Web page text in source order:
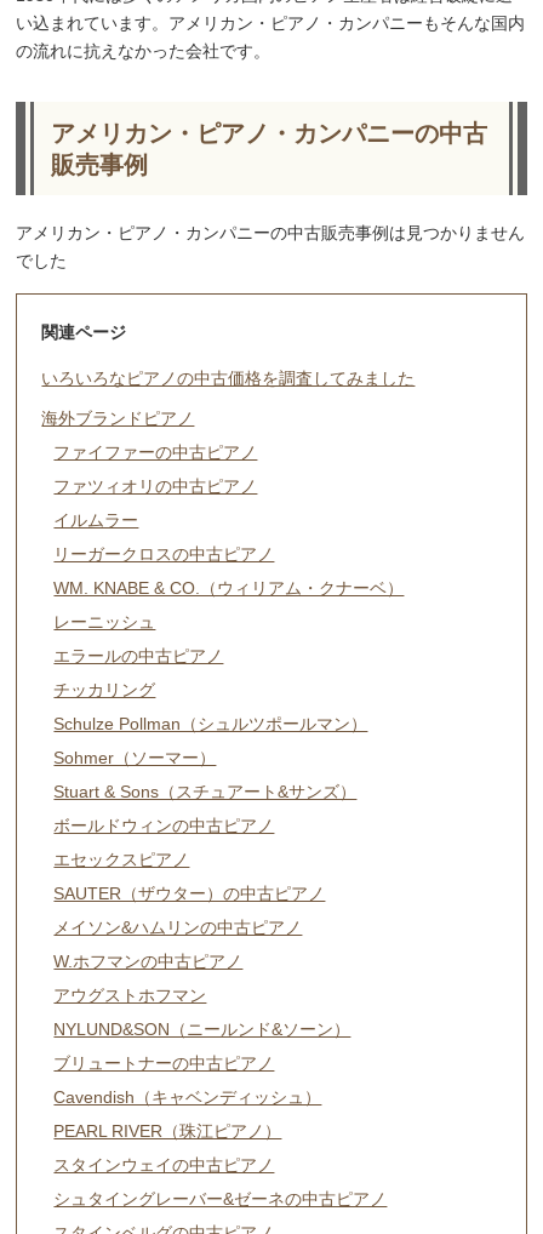
い込まれています。アメリカン・ピアノ・カンパニーもそんな国内
の流れに抗えなかった会社です。
アメリカン・ピアノ・カンパニーの中古
販売事例
アメリカン・ピアノ・カンパニーの中古販売事例は見つかりません
でした
関連ページ
いろいろなピアノの中古価格を調査してみました
海外ブランドピアノ
ファイファーの中古ピアノ
ファツィオリの中古ピアノ
イルムラー
リーガークロスの中古ピアノ
WM. KNABE & CO.（ウィリアム・クナーベ）
レーニッシュ
エラールの中古ピアノ
チッカリング
Schulze Pollman（シュルツポールマン）
Sohmer（ソーマー）
Stuart & Sons（スチュアート&サンズ）
ボールドウィンの中古ピアノ
エセックスピアノ
SAUTER（ザウター）の中古ピアノ
メイソン&ハムリンの中古ピアノ
W.ホフマンの中古ピアノ
アウグストホフマン
NYLUND&SON（ニールンド&ソーン）
ブリュートナーの中古ピアノ
Cavendish（キャベンディッシュ）
PEARL RIVER（珠江ピアノ）
スタインウェイの中古ピアノ
シュタイングレーバー&ゼーネの中古ピアノ